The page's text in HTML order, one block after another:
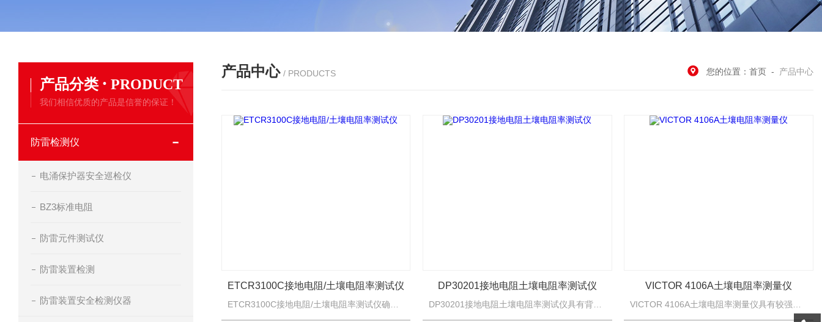
产品分类 · PRODUCT
我们相信优质的产品是信誉的保证！
防雷检测仪
电涌保护器安全巡检仪
BZ3标准电阻
防雷元件测试仪
防雷装置检测
防雷装置安全检测仪器
产品中心 / PRODUCTS 您的位置： 首页 - 产品中心
ETCR3100C接地电阻/土壤电阻率测试仪 DP30201接地电阻土壤电阻率测试仪
DP30201接地电阻土壤电阻率测试仪具有背光，棒图指示，一目了然。同时能存储2000组数据，通过数据软件可以实现历史数据读取、查阅、保存、报表、打印等功能。
VICTOR 4106A土壤电阻率测量仪